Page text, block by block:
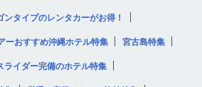
タイプのレンタカーがお得！
ーおすすめ沖縄ホテル特集 宮古島特集
ライダー完備のホテル特集